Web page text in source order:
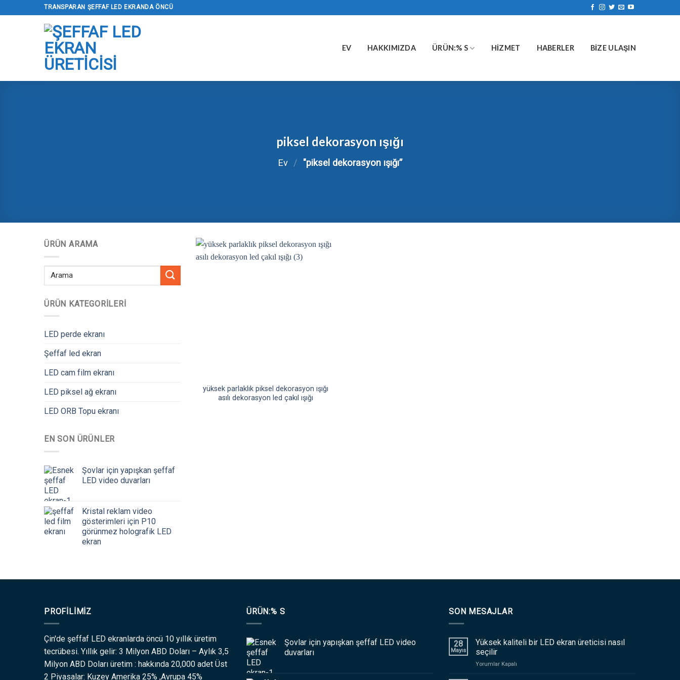
geç
TRANSPARAN ŞEFFAF LED EKRANDA ÖNCÜ
EV HAKKIMIZDA ÜRÜN:% S HIZMET HABERLER BIZE ULAŞIN
piksel dekorasyon ışığı
Ev / "piksel dekorasyon ışığı”
ÜRÜN ARAMA
Aramak:
ÜRÜN KATEGORILERI
LED perde ekranı
Şeffaf led ekran
LED cam film ekranı
LED piksel ağ ekranı
LED ORB Topu ekranı
EN SON ÜRÜNLER
Şovlar için yapışkan şeffaf
LED video duvarları
Kristal reklam video
gösterimleri için P10
görünmez holografik LED
ekran
yüksek parlaklık piksel dekorasyon ışığı
asılı dekorasyon led çakıl ışığı
PROFILIMIZ
Çin'de şeffaf LED ekranlarda öncü 10 yıllık üretim
tecrübesi. Yıllık gelir: 3 Milyon ABD Doları – Aylık 3,5
Milyon ABD Doları üretim : hakkında 20,000 adet Üst
2 Piyasalar: Kuzey Amerika 25% ,Avrupa 45%
ÜRÜN:% S
Şovlar için yapışkan şeffaf LED video
duvarları
SON MESAJLAR
28
Mayıs
Yüksek kaliteli bir LED ekran üreticisi nasıl
seçilir
Yorumlar Kapalıaçık